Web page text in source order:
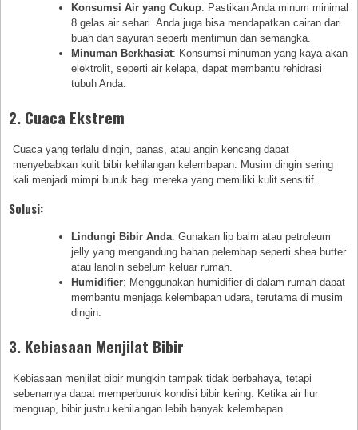
Konsumsi Air yang Cukup: Pastikan Anda minum minimal
8 gelas air sehari. Anda juga bisa mendapatkan cairan dari
buah dan sayuran seperti mentimun dan semangka.
Minuman Berkhasiat: Konsumsi minuman yang kaya akan
elektrolit, seperti air kelapa, dapat membantu rehidrasi
tubuh Anda.
2. Cuaca Ekstrem
Cuaca yang terlalu dingin, panas, atau angin kencang dapat
menyebabkan kulit bibir kehilangan kelembapan. Musim dingin sering
kali menjadi mimpi buruk bagi mereka yang memiliki kulit sensitif.
Solusi:
Lindungi Bibir Anda: Gunakan lip balm atau petroleum
jelly yang mengandung bahan pelembap seperti shea butter
atau lanolin sebelum keluar rumah.
Humidifier: Menggunakan humidifier di dalam rumah dapat
membantu menjaga kelembapan udara, terutama di musim
dingin.
3. Kebiasaan Menjilat Bibir
Kebiasaan menjilat bibir mungkin tampak tidak berbahaya, tetapi
sebenarnya dapat memperburuk kondisi bibir kering. Ketika air liur
menguap, bibir justru kehilangan lebih banyak kelembapan.